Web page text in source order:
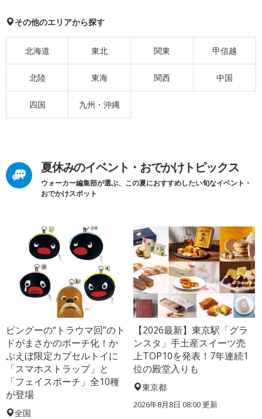
その他のエリアから探す
北海道 東北 関東 甲信越
北陸 東海 関西 中国
四国 九州・沖縄
夏休みのイベント・おでかけトピックス
ウォーカー編集部が選ぶ、この夏におすすめしたい旬なイベント・
おでかけスポット
ピングーの“トラウマ回”のト
ドがまさかのポーチ化！か
ぷえぼ限定カプセルトイに
「スマホストラップ」と
「フェイスポーチ」全10種
が登場
全国
【2026最新】東京駅「グラ
ンスタ」手土産スイーツ売
上TOP10を発表！7年連続1
位の殿堂入りも
東京都
2026年8月8日 08:00更新